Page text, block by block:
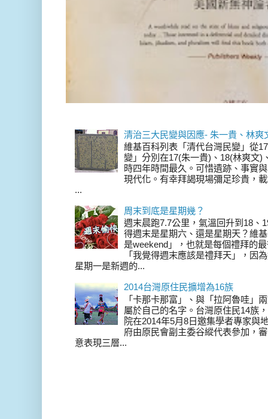
清治三大民變與因應- 朱一貴、林爽
維基百科列表「清代台灣民變」從
變」分別在17(朱一貴)、18(林爽文)
時四年時間最久。可惜遺跡、事實
現代化。有幸拜謁現場彌足珍貴，
...
周末到底是星期幾？
週末晨跑7.7公里，氣溫回升到18、
得週末是星期六、還是星期天？維
是weekend」，也就是每個禮拜的
「我覺得週末應該是禮拜天」，因
星期一是新週的...
2014台灣原住民擴增為16族
「卡那卡那富」、與「拉阿魯哇」
屬於自己的名字。台灣原住民14族
院在2014年5月8日邀集學者專家與
府由原民會副主委谷縱代表參加，
意表現三層...